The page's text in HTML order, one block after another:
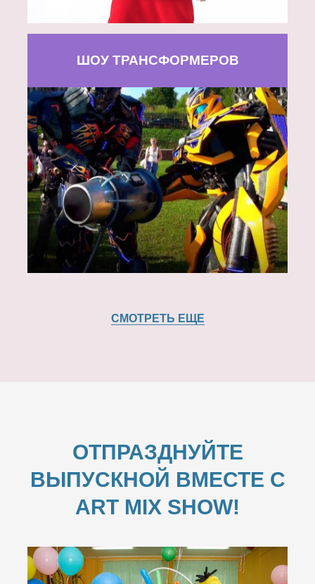
ШОУ ТРАНСФОРМЕРОВ
СМОТРЕТЬ ЕЩЕ
ОТПРАЗДНУЙТЕ
ВЫПУСКНОЙ ВМЕСТЕ С
ART MIX SHOW!